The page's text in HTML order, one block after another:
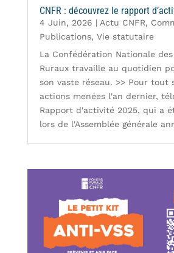
CNFR : découvrez le rapport
4 Juin, 2026 | Actu CNFR,
Publications, Vie statutaire
La Confédération Nationale des
Ruraux travaille au quotidien
son vaste réseau. >> Pour tout
actions menées l'an dernier,
Rapport d'activité 2025, qui a
lors de l'Assemblée générale